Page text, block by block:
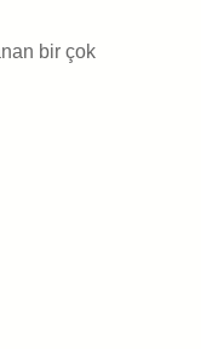
bir çok